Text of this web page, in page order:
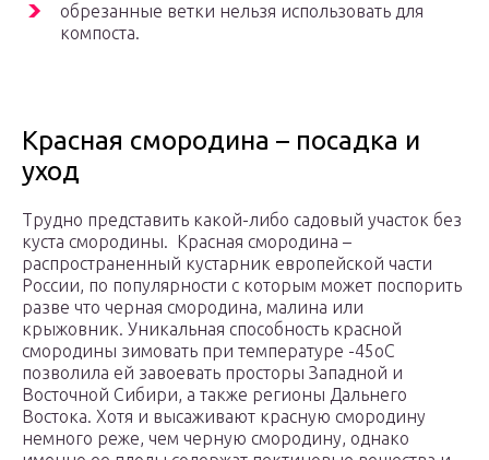
обрезанные ветки нельзя использовать для
компоста.
Красная смородина – посадка и
уход
Трудно представить какой-либо садовый участок без
куста смородины. Красная смородина –
распространенный кустарник европейской части
России, по популярности с которым может поспорить
разве что черная смородина, малина или
крыжовник. Уникальная способность красной
смородины зимовать при температуре -45оС
позволила ей завоевать просторы Западной и
Восточной Сибири, а также регионы Дальнего
Востока. Хотя и высаживают красную смородину
немного реже, чем черную смородину, однако